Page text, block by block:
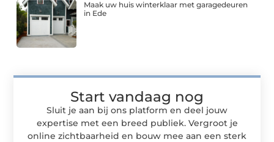
Maak uw huis winterklaar met garagedeuren
in Ede
Start vandaag nog
Sluit je aan bij ons platform en deel jouw
expertise met een breed publiek. Vergroot je
online zichtbaarheid en bouw mee aan een sterk